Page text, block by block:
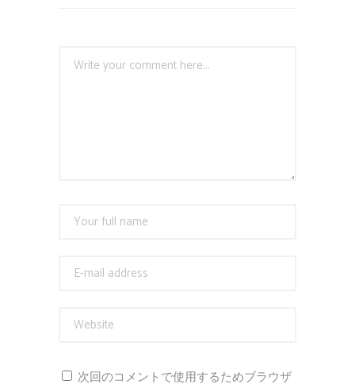
次回のコメントで使用するためブラウザ